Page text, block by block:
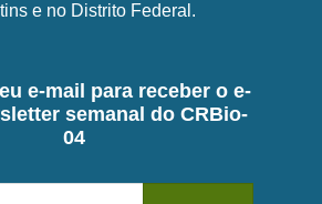
e no Distrito Federal.
e-mail para receber o e-
semanal do CRBio-
04